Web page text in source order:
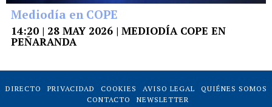
Mediodía en COPE
14:20 | 28 MAY 2026 | MEDIODÍA COPE EN
PEÑARANDA
DIRECTO PRIVACIDAD COOKIES AVISO LEGAL
QUIÉNES SOMOS
CONTACTO
NEWSLETTER